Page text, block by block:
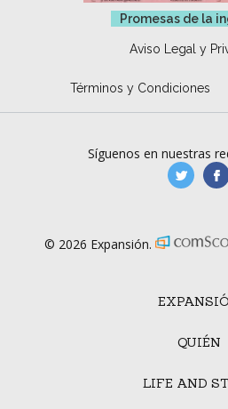
Promesas de la
Aviso Legal y
Términos y Condiciones
QUIÉN
LIFE AND
Síguenos en nuestras
© 2026 Expansión.